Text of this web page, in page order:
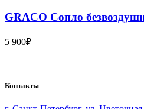
GRACO Сопло
5 900₽
Контакты